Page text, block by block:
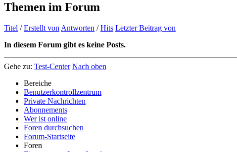
Themen im Forum
Titel /Erstellt von Antworten /Hits Letzter Beitrag von
In diesem Forum gibt es keine Posts.
Gehe zu: Test-Center Nach oben
Bereiche
Benutzerkontrollzentrum
Private Nachrichten
Abonnements
Wer ist online
Foren durchsuchen
Forum-Startseite
Foren